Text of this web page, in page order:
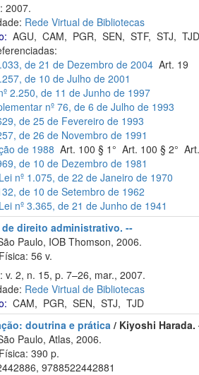
2007.
Rede Virtual de Bibliotecas
AGU, CAM, PGR, SEN, STF, STJ, TJD
de 21 de Dezembro de 2004 Art. 19
de 10 de Julho de 2001
2.250, de 11 de Junho de 1997
nº 76, de 6 de Julho de 1993
de 25 de Fevereiro de 1993
de 26 de Novembro de 1991
de 1988 Art. 100 § 1° Art. 100 § 2°
de 10 de Dezembro de 1981
nº 1.075, de 22 de Janeiro de 1970
de 10 de Setembro de 1962
nº 3.365, de 21 de Junho de 1941
de direito administrativo. --
Paulo, IOB Thomson, 2006.
56 v.
v. 2, n. 15, p. 7–26, mar., 2007.
Rede Virtual de Bibliotecas
CAM, PGR, SEN, STJ, TJD
doutrina e prática / Kiyoshi Harada.
Paulo, Atlas, 2006.
390 p.
9788522442881